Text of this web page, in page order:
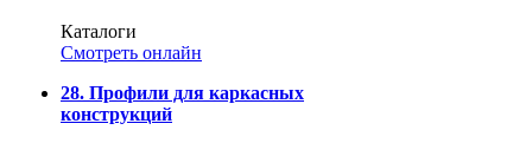
Каталоги
Смотреть онлайн
28. Профили для каркасных
конструкций